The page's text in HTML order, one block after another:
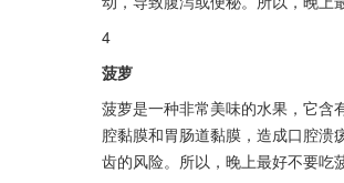
4
菠萝
菠萝是一种非常美味的水果，它含
腔黏膜和胃肠道黏膜，造成口腔溃
齿的风险。所以，晚上最好不要吃